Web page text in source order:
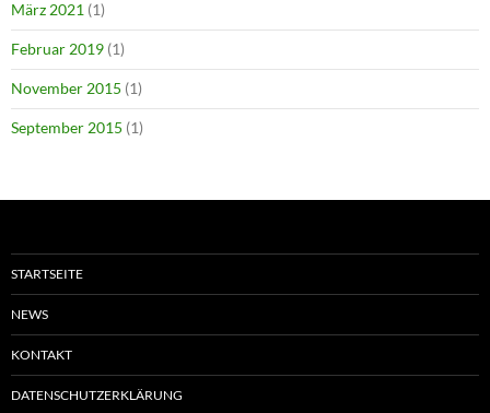
März 2021 (1)
Februar 2019 (1)
November 2015 (1)
September 2015 (1)
STARTSEITE
NEWS
KONTAKT
DATENSCHUTZERKLÄRUNG